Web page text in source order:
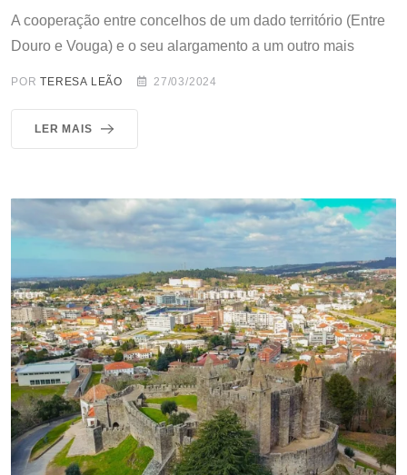
A cooperação entre concelhos de um dado território (Entre
Douro e Vouga) e o seu alargamento a um outro mais
PORTERESA LEÃO 27/03/2024
LER MAIS